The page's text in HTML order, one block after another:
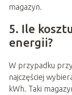
magazyn.
5. Ile
energii?
W przypadku
najczęściej
kWh. Taki